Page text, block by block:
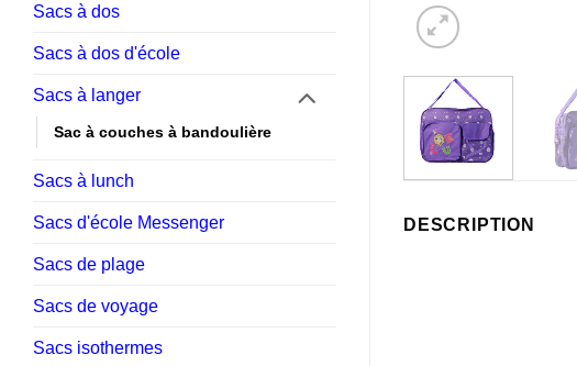
Sacs à dos
Sacs à dos d'école
Sacs à langer
Sac à couches à bandoulière
Sacs à lunch
Sacs d'école Messenger
Sacs de plage
Sacs de voyage
Sacs isothermes
DESCRIPTION